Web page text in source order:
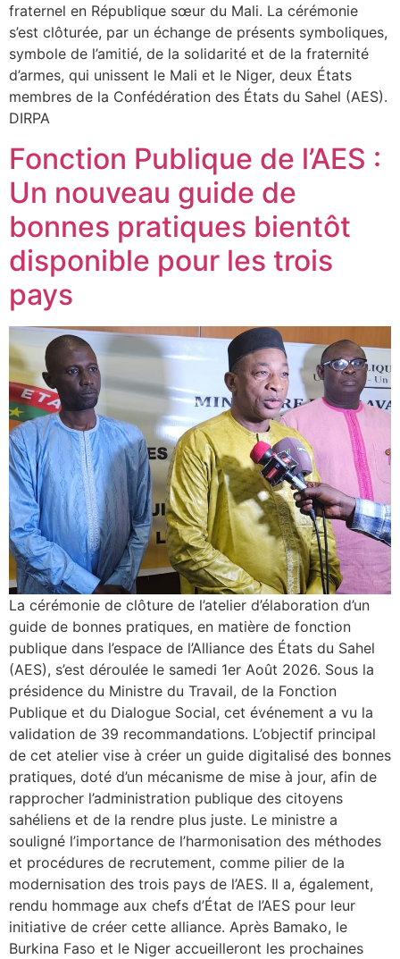
fraternel en République sœur du Mali. La cérémonie
s’est clôturée, par un échange de présents symboliques,
symbole de l’amitié, de la solidarité et de la fraternité
d’armes, qui unissent le Mali et le Niger, deux États
membres de la Confédération des États du Sahel (AES).
DIRPA
Fonction Publique de l’AES :
Un nouveau guide de
bonnes pratiques bientôt
disponible pour les trois
pays
La cérémonie de clôture de l’atelier d’élaboration d’un
guide de bonnes pratiques, en matière de fonction
publique dans l’espace de l’Alliance des États du Sahel
(AES), s’est déroulée le samedi 1er Août 2026. Sous la
présidence du Ministre du Travail, de la Fonction
Publique et du Dialogue Social, cet événement a vu la
validation de 39 recommandations. L’objectif principal
de cet atelier vise à créer un guide digitalisé des bonnes
pratiques, doté d’un mécanisme de mise à jour, afin de
rapprocher l’administration publique des citoyens
sahéliens et de la rendre plus juste. Le ministre a
souligné l’importance de l’harmonisation des méthodes
et procédures de recrutement, comme pilier de la
modernisation des trois pays de l’AES. Il a, également,
rendu hommage aux chefs d’État de l’AES pour leur
initiative de créer cette alliance. Après Bamako, le
Burkina Faso et le Niger accueilleront les prochaines